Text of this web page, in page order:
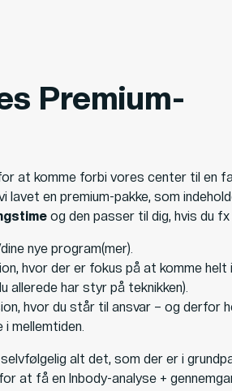
Premium-
at komme forbi vores center til en
lavet en premium-pakke, som
og den passer til dig, hvis du fx
nye program(mer).
hvor der er fokus på at komme helt
allerede har styr på teknikken).
hvor du står til ansvar – og derfor
mellemtiden.
alt det, som der er i
at få en Inbody-analyse +